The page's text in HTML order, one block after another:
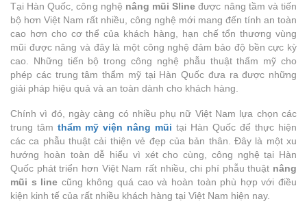
Tại Hàn Quốc, công nghệ nâng mũi Sline được nâng tầm và tiến
bộ hơn Việt Nam rất nhiều, công nghệ mới mang đến tính an toàn
cao hơn cho cơ thể của khách hàng, hạn chế tổn thương vùng
mũi được nâng và đây là một công nghệ đảm bảo độ bền cực kỳ
cao. Những tiến bộ trong công nghệ phẫu thuật thẩm mỹ cho
phép các trung tâm thẩm mỹ tại Hàn Quốc đưa ra được những
giải pháp hiệu quả và an toàn dành cho khách hàng.
Chính vì đó, ngày càng có nhiều phụ nữ Việt Nam lựa chọn các
trung tâm thẩm mỹ viện nâng mũi tại Hàn Quốc để thực hiện
các ca phẫu thuật cải thiện vẻ đẹp của bản thân. Đây là một xu
hướng hoàn toàn dễ hiểu vì xét cho cùng, công nghệ tại Hàn
Quốc phát triển hơn Việt Nam rất nhiều, chi phí phẫu thuật nâng
mũi s line cũng không quá cao và hoàn toàn phù hợp với điều
kiện kinh tế của rất nhiều khách hàng tại Việt Nam hiện nay.